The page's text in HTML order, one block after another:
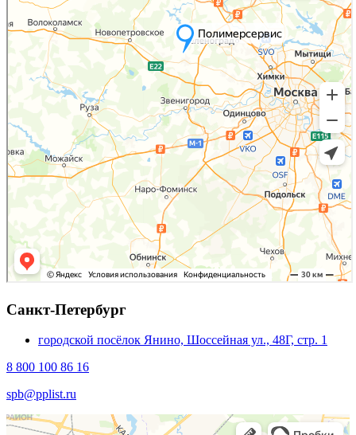
Санкт-Петербург
городской посёлок Янино, Шоссейная ул., 48Г, стр. 1
8 800 100 86 16
spb@pplist.ru